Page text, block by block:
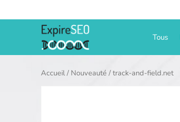
au
Tous
Accueil/ Nouveauté / track-and-field.net